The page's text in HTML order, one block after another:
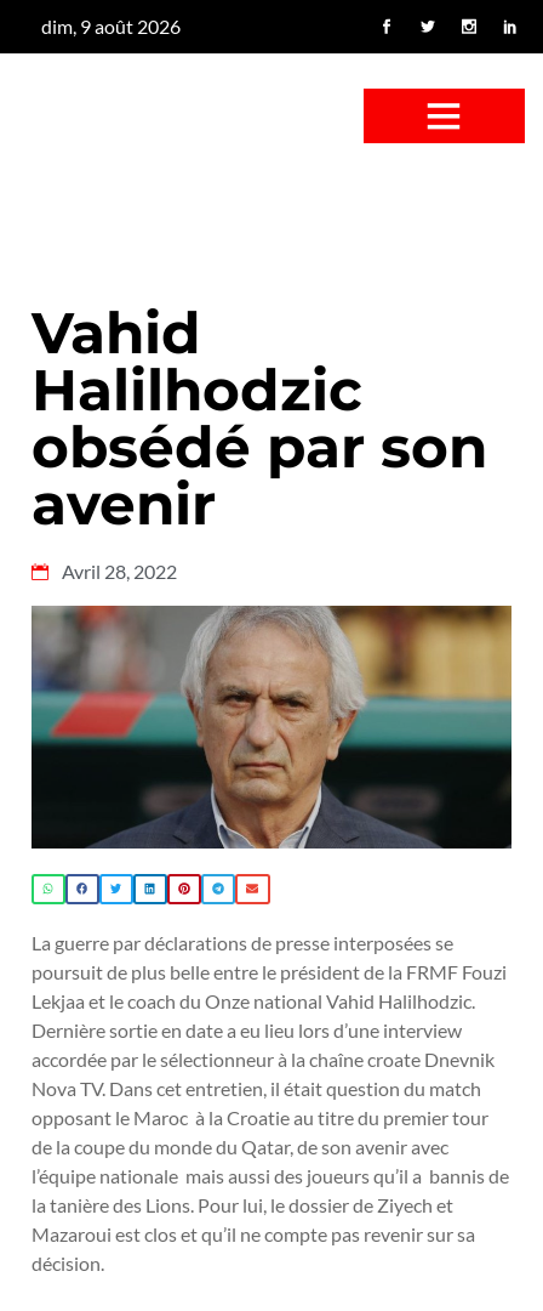
dim, 9 août 2026
Vahid
Halilhodzic
obsédé par son
avenir
Avril 28, 2022
La guerre par déclarations de presse interposées se
poursuit de plus belle entre le président de la FRMF Fouzi
Lekjaa et le coach du Onze national Vahid Halilhodzic.
Dernière sortie en date a eu lieu lors d’une interview
accordée par le sélectionneur à la chaîne croate Dnevnik
Nova TV. Dans cet entretien, il était question du match
opposant le Maroc à la Croatie au titre du premier tour
de la coupe du monde du Qatar, de son avenir avec
l’équipe nationale mais aussi des joueurs qu’il a bannis de
la tanière des Lions. Pour lui, le dossier de Ziyech et
Mazaroui est clos et qu’il ne compte pas revenir sur sa
décision.